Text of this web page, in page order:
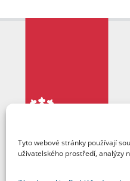
Tyto webové stránky používají
uživatelského prostředí, analýzy